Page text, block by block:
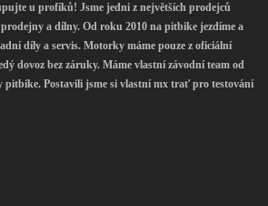
u profíků! Jsme jedni z největších prodejců
a dílny. Od roku 2010 na pitbike jezdíme a
díly a servis. Motorky máme pouze z oficiální
dovoz bez záruky. Máme vlastní závodní team od
pitbike. Postavili jsme si vlastní mx trať pro testování